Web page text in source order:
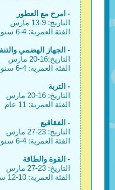
- امرح مع العطور
التاريخ: 9-13 مارس
الفئة العمرية: 4-6 سنوات
- الجهاز الهضمي
التاريخ:16-20 مارس
الفئة العمرية: 4-6 سنوات
- التربة
التاريخ: 16-20 مارس
الفئة العمرية: 11 عام
- الفقاقيع
التاريخ: 23-27 مارس
الفئة العمرية: 4-6 سنوات
- القوة والطاقة
التاريخ: 23-27 مارس
الفئة العمرية: 10-12 سنوات